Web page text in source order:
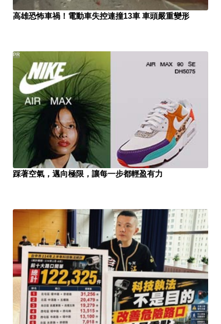
高雄恐怖車禍！電動車失控連撞13車 車頭嚴重變形
踩著空氣，邁向極限，讓每一步都輕盈有力
PR